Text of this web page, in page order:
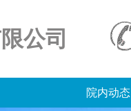
公司
院内动态